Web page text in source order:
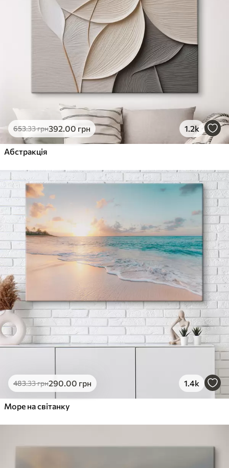
653.33грн392.00 грн 1.2k
Абстракція
483.33грн290.00 грн 1.4k
Море на світанку